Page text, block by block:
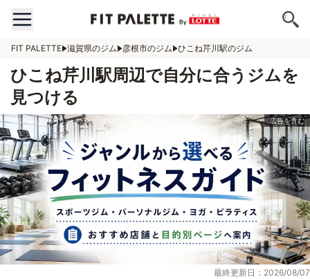
FIT PALETTE 滋賀県のジム 彦根市のジム ひこね芹川駅のジム
ひこね芹川駅周辺で自分に合うジムを
見つける
最終更新日：2026/08/07